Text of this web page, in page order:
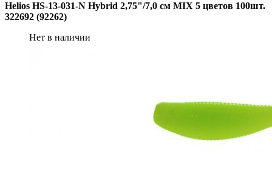
Helios HS-13-031-N Hybrid 2,75"/7,0 см MIX 5 цветов 100шт.
322692 (92262)
Нет в наличии